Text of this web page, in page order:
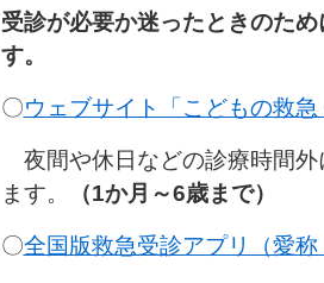
受診が必要か迷ったときのた
す。
〇​ウェブサイト「こどもの救
夜間や休日などの診療時間外
ます。
（1か月～6歳まで）
〇全国版救急受診アプリ（愛称